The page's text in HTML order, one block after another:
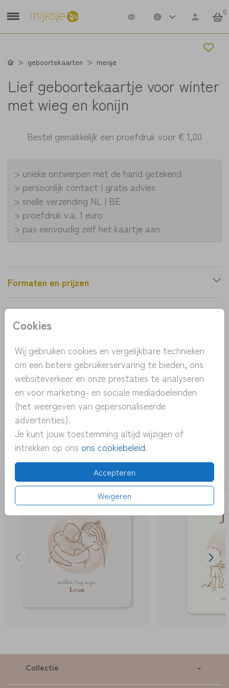
0
Cookies
Wij gebruiken cookies en vergelijkbare technieken
om een betere gebruikerservaring te bieden, ons
websiteverkeer en onze prestaties te analyseren
en voor marketing- en sociale mediadoeleinden
(het weergeven van gepersonaliseerde
advertenties).
Je kunt jouw toestemming altijd wijzigen of
intrekken op ons ons cookiebeleid.
Accepteren
Weigeren
geboortekaarten meisje
Lief geboortekaartje voor winter
met wieg en konijn
Bestel gemakkelijk een proefdruk voor€ 1,00
> unieke ontwerpen met de hand getekend
> persoonlijk contact | gratis advies
> snelle verzending NL | BE
> proefdruk v.a. 1 euro
> pas eenvoudig zelf het kaartje aan
Formaten en prijzen
Productinformatie
OMSCHRIJVING
Een heel lief geboortekaartje voor de winter. Het
konijntje kijkt in de wieg van de baby.
COLLECTIE
meisje
DEZE KAARTEN VIND JE MISSCHIEN OOK
LEUK
Collectie